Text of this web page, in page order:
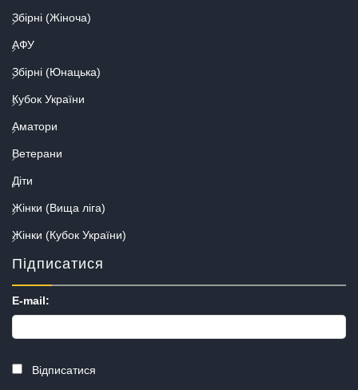
Збірні (Жіноча)
АФУ
Збірні (Юнацька)
Кубок України
Аматори
Ветерани
Діти
Жінки (Вища ліга)
Жінки (Кубок України)
Підписатися
E-mail:
Відписатися